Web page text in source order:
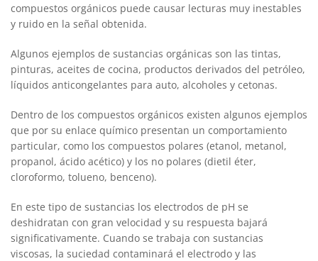
compuestos orgánicos puede causar lecturas muy inestables
y ruido en la señal obtenida.
Algunos ejemplos de sustancias orgánicas son las tintas,
pinturas, aceites de cocina, productos derivados del petróleo,
líquidos anticongelantes para auto, alcoholes y cetonas.
Dentro de los compuestos orgánicos existen algunos ejemplos
que por su enlace químico presentan un comportamiento
particular, como los compuestos polares (etanol, metanol,
propanol, ácido acético) y los no polares (dietil éter,
cloroformo, tolueno, benceno).
En este tipo de sustancias los electrodos de pH se
deshidratan con gran velocidad y su respuesta bajará
significativamente. Cuando se trabaja con sustancias
viscosas, la suciedad contaminará el electrodo y las